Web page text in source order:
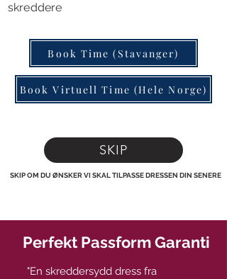
skreddere
Book Time (Stavanger)
Book Virtuell Time (Hele Norge)
SKIP
SKIP OM DU ØNSKER VI SKAL TILPASSE DRESSEN DIN SENERE
Perfekt Passform Garanti
"En skreddersydd dress fra